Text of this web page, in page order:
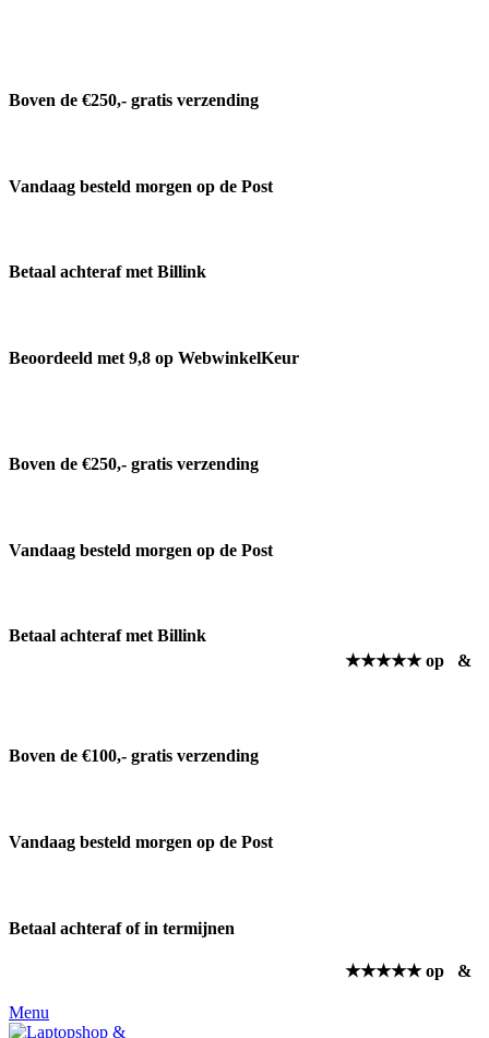
Boven de €250,- gratis verzending
Vandaag besteld morgen op de Post
Betaal achteraf met Billink
Beoordeeld met 9,8 op WebwinkelKeur
Boven de €250,- gratis verzending
Vandaag besteld morgen op de Post
Betaal achteraf met Billink
★★★★★ op
&
Boven de €100,- gratis verzending
Vandaag besteld morgen op de Post
Betaal achteraf of in termijnen
★★★★★ op &
Menu